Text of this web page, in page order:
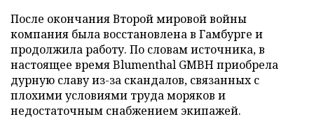
После окончания Второй мировой войны
компания была восстановлена в Гамбурге и
продолжила работу. По словам источника, в
настоящее время Blumenthal GMBH приобрела
дурную славу из-за скандалов, связанных с
плохими условиями труда моряков и
недостаточным снабжением экипажей.